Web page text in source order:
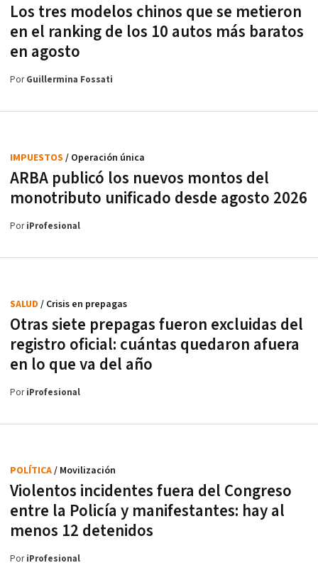
Los tres modelos chinos que se metieron
en el ranking de los 10 autos más baratos
en agosto
PorGuillermina Fossati
ARBA publicó los nuevos montos del
monotributo unificado desde agosto 2026
IMPUESTOS / Operación única
PoriProfesional
Otras siete prepagas fueron excluidas del
registro oficial: cuántas quedaron afuera
en lo que va del año
SALUD / Crisis en prepagas
PoriProfesional
Violentos incidentes fuera del Congreso
entre la Policía y manifestantes: hay al
menos 12 detenidos
POLÍTICA/ Movilización
PoriProfesional